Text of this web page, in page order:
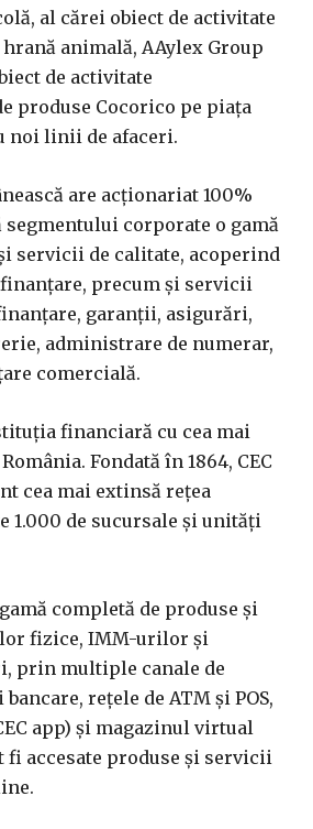
al cărei obiect de activitate
animală, AAylex Group
de activitate
produse Cocorico pe piaţa
noi linii de afaceri.
are acţionariat 100%
segmentului corporate o gamă
servicii de calitate, acoperind
precum şi servicii
garanţii, asigurări,
administrare de numerar,
comercială.
financiară cu cea mai
Fondată în 1864, CEC
cea mai extinsă reţea
1.000 de sucursale şi unităţi
completă de produse şi
fizice, IMM-urilor şi
prin multiple canale de
reţele de ATM şi POS,
app) şi magazinul virtual
fi accesate produse şi servicii